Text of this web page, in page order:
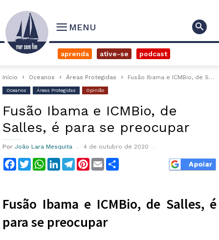
MENU
aprenda ative-se podcast
Início Oceanos Áreas Protegidas Fusão Ibama e ICMBio, de Salles, é para se preocupar
Oceanos Áreas Protegidas Opinião
Fusão Ibama e ICMBio, de
Salles, é para se preocupar
Por João Lara Mesquita 4 de outubro de 2020
Facebook
TwitterWhatsApp
LinkedInTelegram
Pinterest
Email
Fusão Ibama e ICMBio, de Salles, é
para se preocupar